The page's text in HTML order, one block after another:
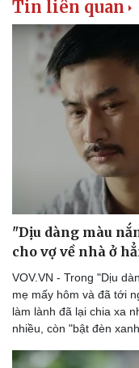
Tin liên quan
"Dịu dàng màu
cho vợ về nhà ở
VOV.VN - Trong "Dịu
mẹ mấy hôm và đã tới
làm lành đã lại chia xa
nhiều, còn "bật đèn